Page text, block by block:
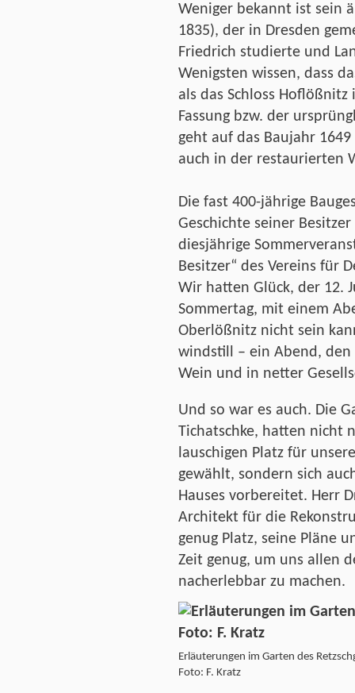
Weniger bekannt ist sein
1835), der in Dresden
Friedrich studierte und
Wenigsten wissen, dass
als das Schloss Hoflößnitz
Fassung bzw. der
geht auf das Baujahr
auch in der restaurierten
Die fast 400-jährige
Geschichte seiner
diesjährige
Besitzer“ des Vereins für
Wir hatten Glück, der 12.
Sommertag, mit einem
Oberlößnitz nicht sein
windstill – ein Abend,
Wein und in netter
Und so war es auch. Die
Tichatschke, hatten nicht
lauschigen Platz für
gewählt, sondern sich
Hauses vorbereitet. Herr
Architekt für die
genug Platz, seine Pläne
Zeit genug, um uns allen
nacherlebbar zu machen.
Erläuterungen im Garten des
Foto: F. Kratz